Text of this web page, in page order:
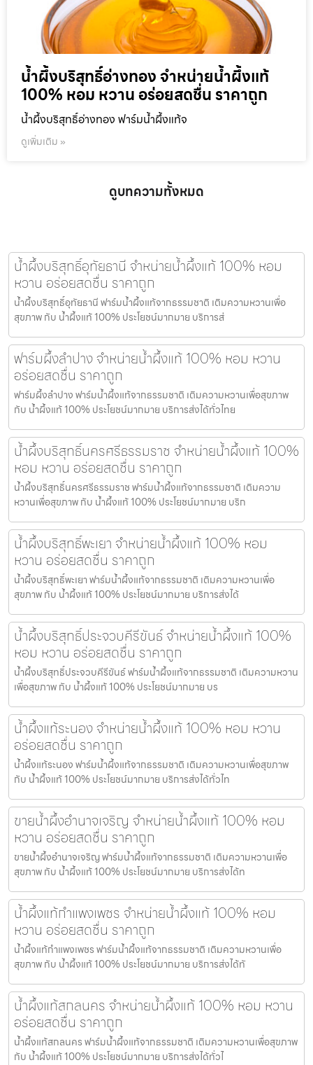
น้ำผึ้งบริสุทธิ์อ่างทอง จำหน่ายน้ำผึ้งแท้
100% หอม หวาน อร่อยสดชื่น ราคาถูก
น้ำผึ้งบริสุทธิ์อ่างทอง ฟาร์มน้ำผึ้งแท้จ
ดูเพิ่มเติม »
ดูบทความทั้งหมด
น้ำผึ้งบริสุทธิ์อุทัยธานี จำหน่ายน้ำผึ้งแท้ 100% หอม
หวาน อร่อยสดชื่น ราคาถูก
น้ำผึ้งบริสุทธิ์อุทัยธานี ฟาร์มน้ำผึ้งแท้จากธรรมชาติ เติมความหวานเพื่อ
สุขภาพ กับ น้ำผึ้งแท้ 100% ประโยชน์มากมาย บริการส่
ฟาร์มผึ้งลำปาง จำหน่ายน้ำผึ้งแท้ 100% หอม หวาน
อร่อยสดชื่น ราคาถูก
ฟาร์มผึ้งลำปาง ฟาร์มน้ำผึ้งแท้จากธรรมชาติ เติมความหวานเพื่อสุขภาพ
กับ น้ำผึ้งแท้ 100% ประโยชน์มากมาย บริการส่งได้ทั่วไทย
น้ำผึ้งบริสุทธิ์นครศรีธรรมราช จำหน่ายน้ำผึ้งแท้ 100%
หอม หวาน อร่อยสดชื่น ราคาถูก
น้ำผึ้งบริสุทธิ์นครศรีธรรมราช ฟาร์มน้ำผึ้งแท้จากธรรมชาติ เติมความ
หวานเพื่อสุขภาพ กับ น้ำผึ้งแท้ 100% ประโยชน์มากมาย บริก
น้ำผึ้งบริสุทธิ์พะเยา จำหน่ายน้ำผึ้งแท้ 100% หอม
หวาน อร่อยสดชื่น ราคาถูก
น้ำผึ้งบริสุทธิ์พะเยา ฟาร์มน้ำผึ้งแท้จากธรรมชาติ เติมความหวานเพื่อ
สุขภาพ กับ น้ำผึ้งแท้ 100% ประโยชน์มากมาย บริการส่งได้
น้ำผึ้งบริสุทธิ์ประจวบคีรีขันธ์ จำหน่ายน้ำผึ้งแท้ 100%
หอม หวาน อร่อยสดชื่น ราคาถูก
น้ำผึ้งบริสุทธิ์ประจวบคีรีขันธ์ ฟาร์มน้ำผึ้งแท้จากธรรมชาติ เติมความหวาน
เพื่อสุขภาพ กับ น้ำผึ้งแท้ 100% ประโยชน์มากมาย บร
น้ำผึ้งแท้ระนอง จำหน่ายน้ำผึ้งแท้ 100% หอม หวาน
อร่อยสดชื่น ราคาถูก
น้ำผึ้งแท้ระนอง ฟาร์มน้ำผึ้งแท้จากธรรมชาติ เติมความหวานเพื่อสุขภาพ
กับ น้ำผึ้งแท้ 100% ประโยชน์มากมาย บริการส่งได้ทั่วไท
ขายน้ำผึ้งอำนาจเจริญ จำหน่ายน้ำผึ้งแท้ 100% หอม
หวาน อร่อยสดชื่น ราคาถูก
ขายน้ำผึ้งอำนาจเจริญ ฟาร์มน้ำผึ้งแท้จากธรรมชาติ เติมความหวานเพื่อ
สุขภาพ กับ น้ำผึ้งแท้ 100% ประโยชน์มากมาย บริการส่งได้ท
น้ำผึ้งแท้กำแพงเพชร จำหน่ายน้ำผึ้งแท้ 100% หอม
หวาน อร่อยสดชื่น ราคาถูก
น้ำผึ้งแท้กำแพงเพชร ฟาร์มน้ำผึ้งแท้จากธรรมชาติ เติมความหวานเพื่อ
สุขภาพ กับ น้ำผึ้งแท้ 100% ประโยชน์มากมาย บริการส่งได้ทั
น้ำผึ้งแท้สกลนคร จำหน่ายน้ำผึ้งแท้ 100% หอม หวาน
อร่อยสดชื่น ราคาถูก
น้ำผึ้งแท้สกลนคร ฟาร์มน้ำผึ้งแท้จากธรรมชาติ เติมความหวานเพื่อสุขภาพ
กับ น้ำผึ้งแท้ 100% ประโยชน์มากมาย บริการส่งได้ทั่วไ